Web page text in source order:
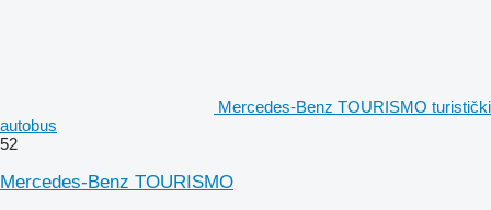
Mercedes-Benz TOURISMO turistički
autobus
52
Mercedes-Benz TOURISMO